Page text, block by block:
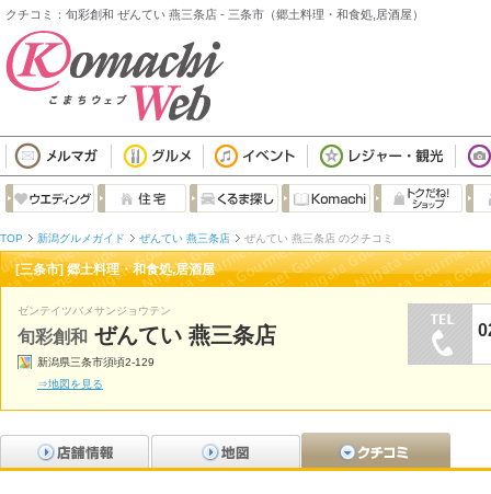
クチコミ：旬彩創和 ぜんてい 燕三条店 - 三条市（郷土料理・和食処,居酒屋）
TOP 新潟グルメガイド ぜんてい 燕三条店 ぜんてい 燕三条店 のクチコミ
[三条市] 郷土料理・和食処,居酒屋
ゼンテイツバメサンジョウテン
旬彩創和 ぜんてい 燕三条店
新潟県三条市須頃2-129
⇒地図を見る